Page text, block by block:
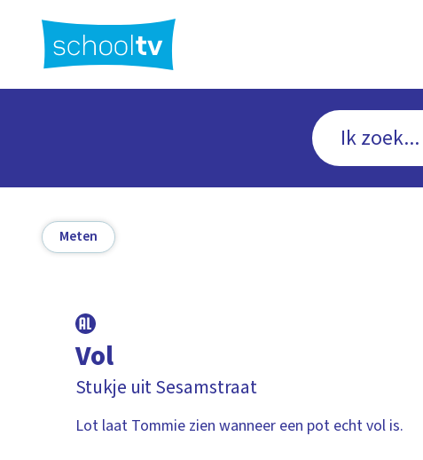
hoofdinhoud
Meten
Vol
Stukje uit Sesamstraat
Lot laat Tommie zien wanneer een pot echt vol is.